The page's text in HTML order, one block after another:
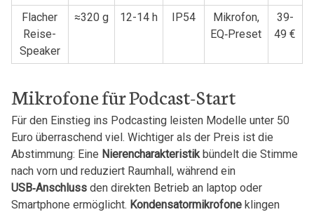
Flacher
Reise-
Speaker
≈320 g 12-14 h IP54
Mikrofon,
EQ‑Preset
39-
49 €
Mikrofone für Podcast-Start
Für den Einstieg ‍ins Podcasting ⁢leisten Modelle unter 50‌
Euro ⁢überraschend ‌viel. Wichtiger als der Preis ist ​die
‌Abstimmung: Eine Nierencharakteristikbündelt ​die Stimme
nach vorn und reduziert Raumhall, während⁢ ein​
USB‑Anschlussden direkten Betrieb an laptop oder
⁣Smartphone ermöglicht. Kondensatormikrofoneklingen